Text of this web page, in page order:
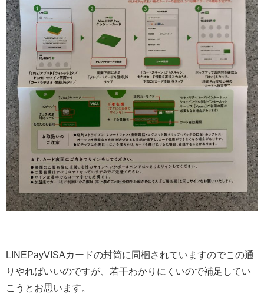
LINEPayVISAカードの封筒に同梱されていますのでこの通
りやればいいのですが、若干わかりにくいので補足してい
こうとお思います。